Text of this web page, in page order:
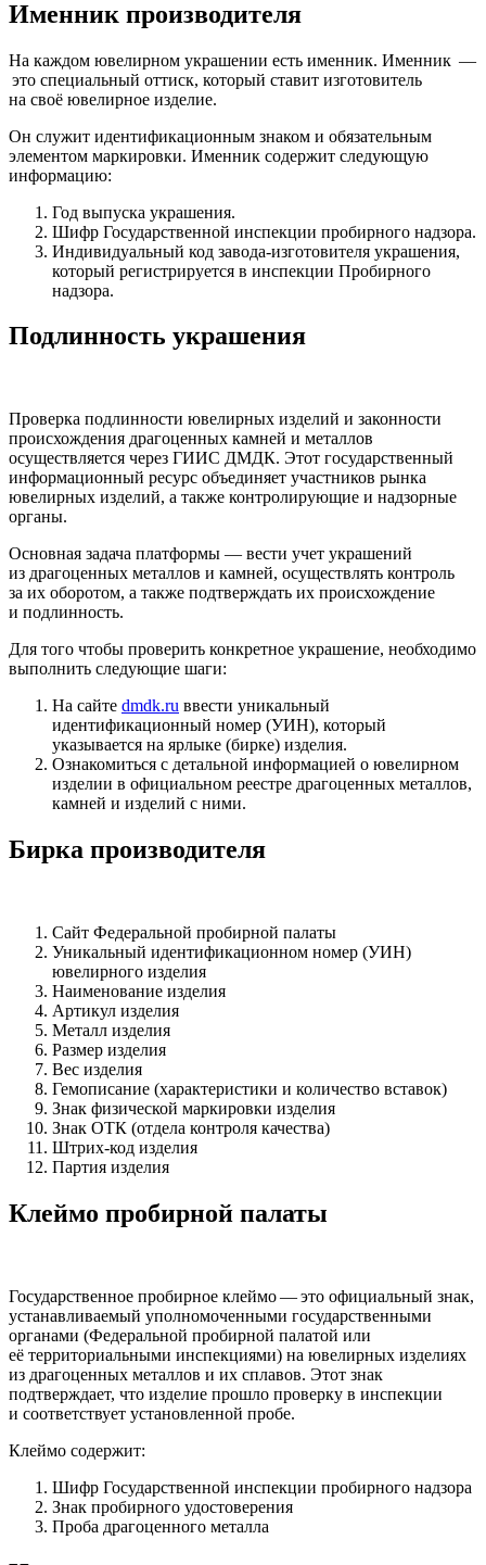
Именник производителя
На каждом ювелирном украшении есть именник. Именник —
это специальный оттиск, который ставит изготовитель
на своё ювелирное изделие.
Он служит идентификационным знаком и обязательным
элементом маркировки. Именник содержит следующую
информацию:
Год выпуска украшения.
Шифр Государственной инспекции пробирного надзора.
Индивидуальный код завода-изготовителя украшения,
который регистрируется в инспекции Пробирного
надзора.
Подлинность украшения
Проверка подлинности ювелирных изделий и законности
происхождения драгоценных камней и металлов
осуществляется через ГИИС ДМДК. Этот государственный
информационный ресурс объединяет участников рынка
ювелирных изделий, а также контролирующие и надзорные
органы.
Основная задача платформы — вести учет украшений
из драгоценных металлов и камней, осуществлять контроль
за их оборотом, а также подтверждать их происхождение
и подлинность.
Для того чтобы проверить конкретное украшение, необходимо
выполнить следующие шаги:
На сайте dmdk.ru ввести уникальный
идентификационный номер (УИН), который
указывается на ярлыке (бирке) изделия.
Ознакомиться с детальной информацией о ювелирном
изделии в официальном реестре драгоценных металлов,
камней и изделий с ними.
Бирка производителя
Сайт Федеральной пробирной палаты
Уникальный идентификационном номер (УИН)
ювелирного изделия
Наименование изделия
Артикул изделия
Металл изделия
Размер изделия
Вес изделия
Гемописание (характеристики и количество вставок)
Знак физической маркировки изделия
Знак ОТК (отдела контроля качества)
Штрих-код изделия
Партия изделия
Клеймо пробирной палаты
Государственное пробирное клеймо — это официальный знак,
устанавливаемый уполномоченными государственными
органами (Федеральной пробирной палатой или
её территориальными инспекциями) на ювелирных изделиях
из драгоценных металлов и их сплавов. Этот знак
подтверждает, что изделие прошло проверку в инспекции
и соответствует установленной пробе.
Клеймо содержит:
Шифр Государственной инспекции пробирного надзора
Знак пробирного удостоверения
Проба драгоценного металла